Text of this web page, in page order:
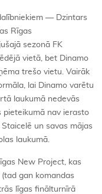
— Dzintars
Rīgas
sezonā FK
vietā, bet Dinamo
trešo vietu. Vairāk
lai Dinamo varētu
laukumā nedevās
pieteikumā nav ierasto
un savas mājas
laukumā.
New Project, kas
gan komandas
līgas finālturnīrā